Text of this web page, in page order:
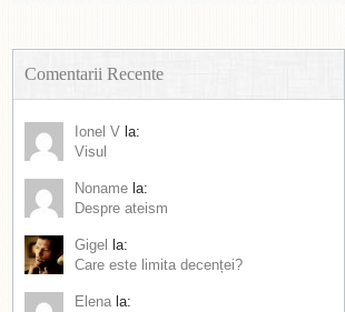
Comentarii Recente
Ionel V la:
Visul
Noname la:
Despre ateism
Gigel
la:
Care este limita decenței?
Elena la: